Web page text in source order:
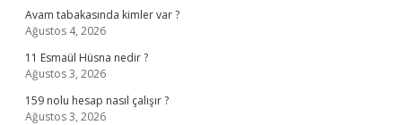
Avam tabakasında kimler var ?
Ağustos 4, 2026
11 Esmaül Hüsna nedir ?
Ağustos 3, 2026
159 nolu hesap nasıl çalışır ?
Ağustos 3, 2026